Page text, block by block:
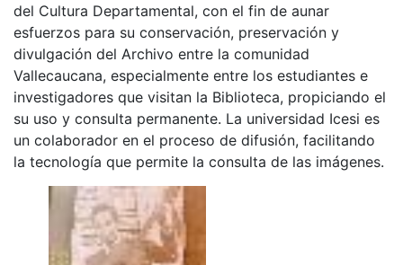
del Cultura Departamental, con el fin de aunar
esfuerzos para su conservación, preservación y
divulgación del Archivo entre la comunidad
Vallecaucana, especialmente entre los estudiantes e
investigadores que visitan la Biblioteca, propiciando el
su uso y consulta permanente. La universidad Icesi es
un colaborador en el proceso de difusión, facilitando
la tecnología que permite la consulta de las imágenes.